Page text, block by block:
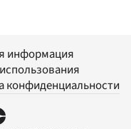
информация
конфиденциальности